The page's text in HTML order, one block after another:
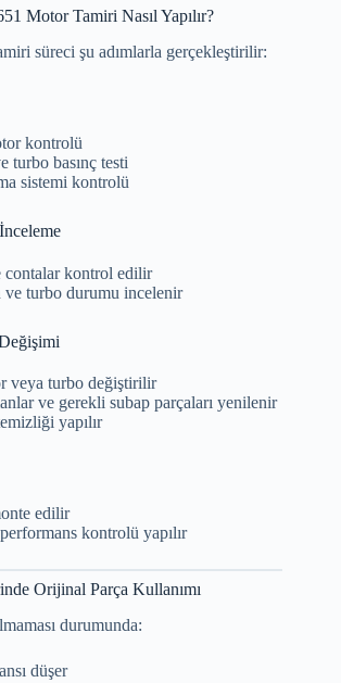
Motor Tamiri Nasıl Yapılır?
süreci şu adımlarla gerçekleştirilir:
kontrolü
turbo basınç testi
sistemi kontrolü
contalar kontrol edilir
ve turbo durumu incelenir
veya turbo değiştirilir
ve gerekli subap parçaları yenilenir
yapılır
edilir
kontrolü yapılır
Orijinal Parça Kullanımı
durumunda:
düşer